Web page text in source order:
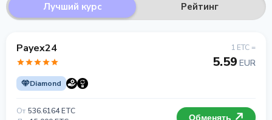
Лучший курс Рейтинг
Payex24
Diamond
1 ETC =
5.59 EUR
От 536.6164 ETC
Обменять